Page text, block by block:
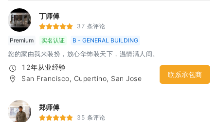
丁师傅
37 条评论
Premium
实名认证 B - GENERAL BUILDING
您的家由我来装扮，放心华饰装天下，温情满人间。
12年从业经验
San Francisco, Cupertino, San Jose
联系承包商
郑师傅
35 条评论